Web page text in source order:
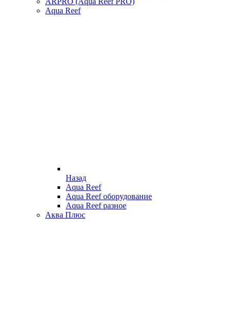
Aqua Reef
Назад
Aqua Reef
Aqua Reef оборудование
Aqua Reef разное
Аква Плюс